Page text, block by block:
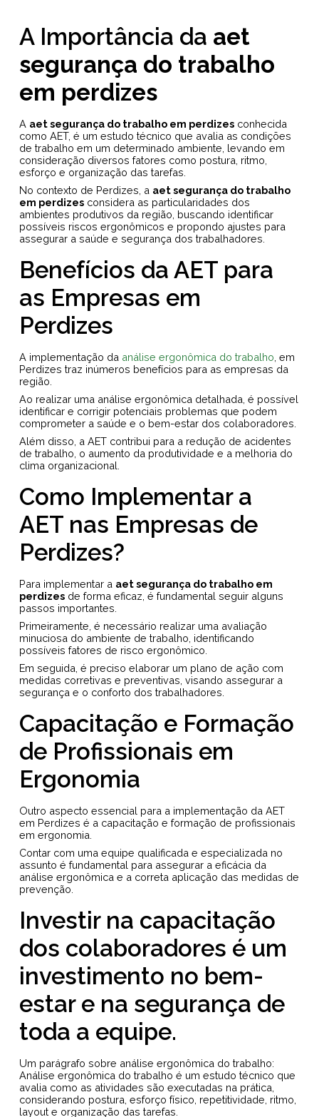
A Importância da aet
segurança do trabalho
em perdizes
A aet segurança do trabalho em perdizes conhecida
como AET, é um estudo técnico que avalia as condições
de trabalho em um determinado ambiente, levando em
consideração diversos fatores como postura, ritmo,
esforço e organização das tarefas.
No contexto de Perdizes, a aet segurança do trabalho
em perdizes considera as particularidades dos
ambientes produtivos da região, buscando identificar
possíveis riscos ergonômicos e propondo ajustes para
assegurar a saúde e segurança dos trabalhadores.
Benefícios da AET para
as Empresas em
Perdizes
A implementação da análise ergonômica do trabalho , em
Perdizes traz inúmeros benefícios para as empresas da
região.
Ao realizar uma análise ergonômica detalhada, é possível
identificar e corrigir potenciais problemas que podem
comprometer a saúde e o bem-estar dos colaboradores.
Além disso, a AET contribui para a redução de acidentes
de trabalho, o aumento da produtividade e a melhoria do
clima organizacional.
Como Implementar a
AET nas Empresas de
Perdizes?
Para implementar a aet segurança do trabalho em
perdizes de forma eficaz, é fundamental seguir alguns
passos importantes.
Primeiramente, é necessário realizar uma avaliação
minuciosa do ambiente de trabalho, identificando
possíveis fatores de risco ergonômico.
Em seguida, é preciso elaborar um plano de ação com
medidas corretivas e preventivas, visando assegurar a
segurança e o conforto dos trabalhadores.
Capacitação e Formação
de Profissionais em
Ergonomia
Outro aspecto essencial para a implementação da AET
em Perdizes é a capacitação e formação de profissionais
em ergonomia.
Contar com uma equipe qualificada e especializada no
assunto é fundamental para assegurar a eficácia da
análise ergonômica e a correta aplicação das medidas de
prevenção.
Investir na capacitação
dos colaboradores é um
investimento no bem-
estar e na segurança de
toda a equipe.
Um parágrafo sobre análise ergonômica do trabalho:
Análise ergonômica do trabalho é um estudo técnico que
avalia como as atividades são executadas na prática,
considerando postura, esforço físico, repetitividade, ritmo,
layout e organização das tarefas.